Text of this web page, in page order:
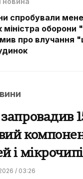
спробували
міністра
про влучання
і
/ 03:26